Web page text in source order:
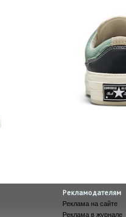
Рекламодателям
Реклама на сайте
Реклама в журнале